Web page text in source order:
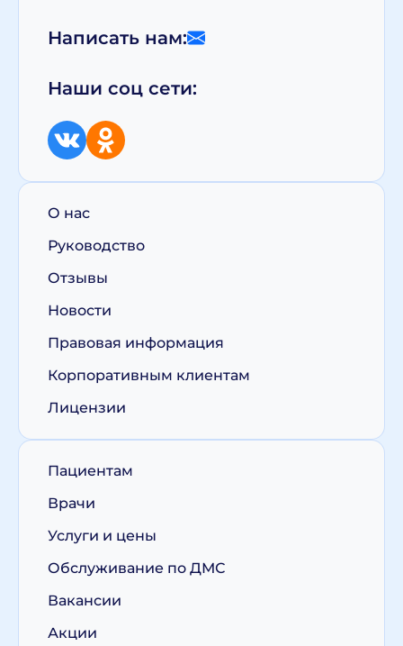
Написать нам:
Наши соц сети:
О нас
Руководство
Отзывы
Новости
Правовая информация
Корпоративным клиентам
Лицензии
Пациентам
Врачи
Услуги и цены
Обслуживание по ДМС
Вакансии
Акции